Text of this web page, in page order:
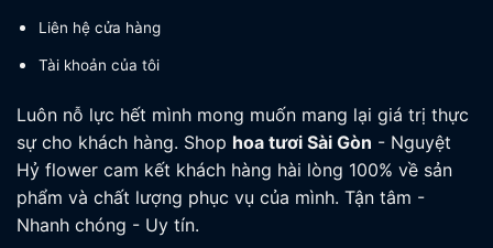
Liên hệ cửa hàng
Tài khoản của tôi
Luôn nỗ lực hết mình mong muốn mang lại giá trị thực
sự cho khách hàng. Shop hoa tươi Sài Gòn - Nguyệt
Hỷ flower cam kết khách hàng hài lòng 100% về sản
phẩm và chất lượng phục vụ của mình. Tận tâm -
Nhanh chóng - Uy tín.